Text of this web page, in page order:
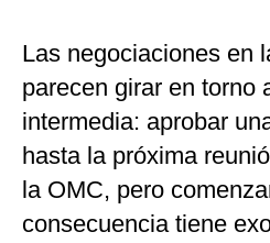
Las negociaciones en
parecen girar en torno
intermedia: aprobar
hasta la próxima
la OMC, pero
consecuencia tiene